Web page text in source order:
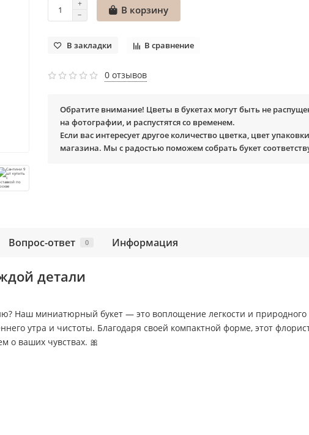
В корзину
В закладки В сравнение
0 отзывов
Обратите внимание! Цветы в букетах могут быть не
на фотографии, и распустятся со временем.
Если вас интересует другое количество цветка, цвет
магазина. Мы с радостью поможем собрать букет
Вопрос-ответ 0 Информация
детали
Наш миниатюрный букет — это воплощение легкости и
утра и чистоты. Благодаря своей компактной форме, этот
о ваших чувствах. 🎀